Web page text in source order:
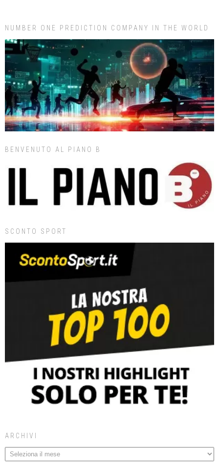
NUMBER ONE PREDICTION COMPANY IN THE WORLD
BENVENUTO AL PIANO B
SCONTO SPORT
ARCHIVI